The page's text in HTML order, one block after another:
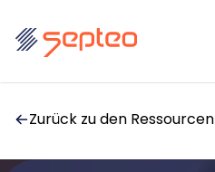
Zurück zu den Ressourcen